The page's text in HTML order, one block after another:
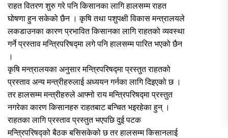
राहत वितरण शुरु गरे पनि किसानका लागि हालसम्म राहत
घोषणा हुन सकेको छैन । कृषि तथा पशुपक्षी विकास मन्त्रालयले
लकडाउनका कारण प्रभावित किसानका लागि राहतको व्यवस्था
गर्ने प्रस्ताव मन्त्रिपरिषद्मा लगे पनि हालसम्म पारित भएको छैन
।
कृषि मन्त्रालयका अनुसार मन्त्रिपरिषद्मा प्रस्तुत राहतको
प्रस्ताव अन्य मन्त्रीहरुलाई अध्ययन गर्नका लागि दिइएको छ ।
तर हालसम्म मन्त्रीहरुले आफ्नो राय मन्त्रिपरिषद्मा प्रस्तुत
नगरेका कारण किसानहरु राहतबाट बन्चित भइरहेका हुन् ।
राहतका लागि प्रस्ताव प्रस्तुत भएपछि दुई पटक
मन्त्रिपरिषद्को बैठक बसिसकेको छ तर हालसम्म किसानलाई